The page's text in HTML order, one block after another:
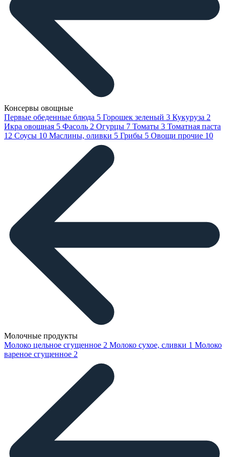
Консервы овощные
Первые обеденные блюда 5 Горошек зеленый 3 Кукуруза 2
Икра овощная 5 Фасоль 2 Огурцы 7 Томаты 3 Томатная паста
12 Соусы 10 Маслины, оливки 5 Грибы 5 Овощи прочие 10
Молочные продукты
Молоко цельное сгущенное 2 Молоко сухое, сливки 1 Молоко
вареное сгущенное 2